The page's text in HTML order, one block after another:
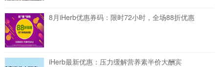
8月iHerb优惠券码：限时72小时，全场88折优惠
iHerb最新优惠：压力缓解营养素半价大酬宾